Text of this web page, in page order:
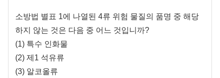
소방법 별표 1에 나열된 4류 위험 물질의 품명 중 해당
하지 않는 것은 다음 중 어느 것입니까?
(1) 특수 인화물
(2) 제1 석유류
(3) 알코올류